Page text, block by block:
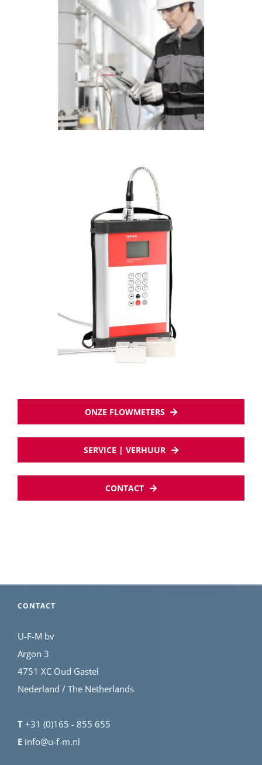
ONZE FLOWMETERS
SERVICE | VERHUUR
CONTACT
CONTACT
U-F-M bv
Argon 3
4751 XC Oud Gastel
Nederland / The Netherlands
T +31 (0)165 - 855 655
E info@u-f-m.nl